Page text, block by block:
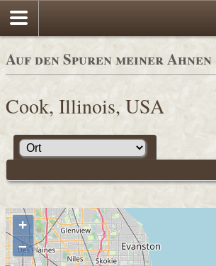
Auf den Spuren meiner Ahnen
Cook, Illinois, USA
+
–